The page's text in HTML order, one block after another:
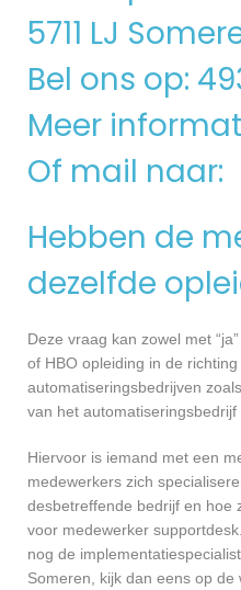
5711 LJ
Bel ons op:
Meer
Of mail naar:
Hebben de
dezelfde
Deze vraag kan zowel met
of HBO opleiding in de
automatiseringsbedrijven
van het
Hiervoor is iemand met een
medewerkers zich
desbetreffende bedrijf en hoe
voor medewerker
nog de
Someren, kijk dan eens op